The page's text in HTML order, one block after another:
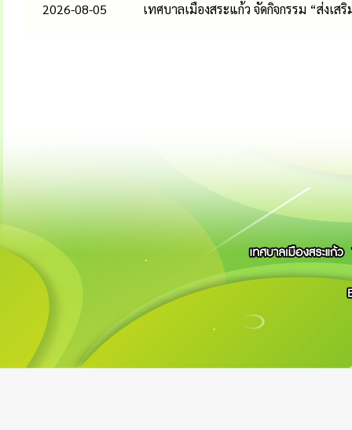
2026-08-05
เทศบาลเมืองสระแก้ว จัดกิจกรรม “ส่งเ